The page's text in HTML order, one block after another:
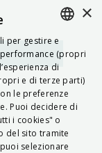
ITALIAN
ENGLISH
FRENCH
HUNGARIAN
DEUTSCH
×
per gestire e
(propri
di
e di terze parti)
le preferenze
Puoi decidere di
i cookies" o
del sito tramite
selezionare